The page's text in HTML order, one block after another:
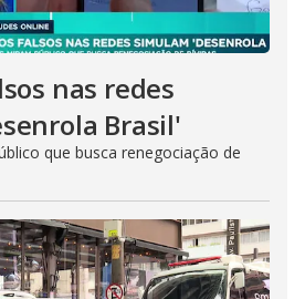
nas redes
Brasil'
que busca renegociação de